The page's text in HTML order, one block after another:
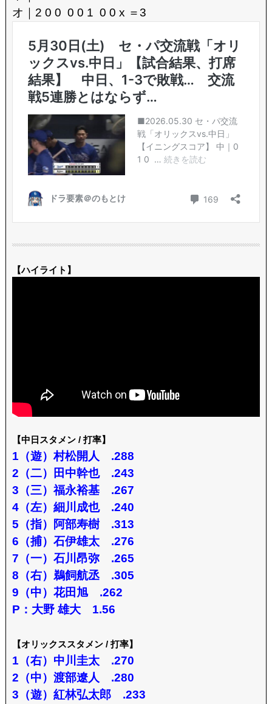
オ｜2 0 0 0 0 1 0 0 x ＝3
【ハイライト】
【中日スタメン / 打率】
1（遊）村松開人 .288
2（二）田中幹也 .243
3（三）福永裕基 .267
4（左）細川成也 .240
5（指）阿部寿樹 .313
6（捕）石伊雄太 .276
7（一）石川昂弥 .265
8（右）鵜飼航丞 .305
9（中）花田旭 .262
P：大野 雄大 1.56
【オリックススタメン / 打率】
1（右）中川圭太 .270
2（中）渡部遼人 .280
3（遊）紅林弘太郎 .233